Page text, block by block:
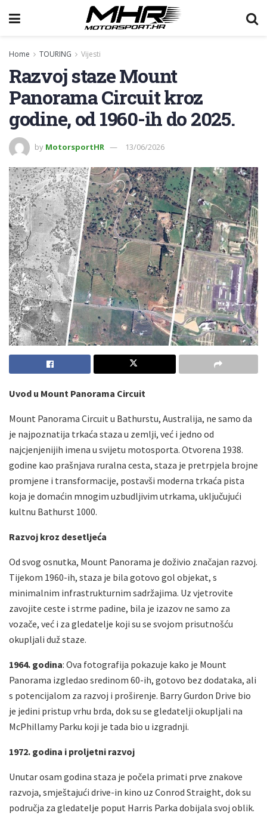
Home TOURING Vijesti
Razvoj staze Mount
Panorama Circuit kroz
godine, od 1960-ih do 2025.
by MotorsportHR 13/06/2026
Uvod u Mount Panorama Circuit
Mount Panorama Circuit u Bathurstu, Australija, ne samo da
je najpoznatija trkaća staza u zemlji, već i jedno od
najcjenjenijih imena u svijetu motosporta. Otvorena 1938.
godine kao prašnjava ruralna cesta, staza je pretrpjela brojne
promjene i transformacije, postavši moderna trkaća pista
koja je domaćin mnogim uzbudljivim utrkama, uključujući
kultnu Bathurst 1000.
Razvoj kroz desetljeća
Od svog osnutka, Mount Panorama je doživio značajan razvoj.
Tijekom 1960-ih, staza je bila gotovo gol objekat, s
minimalnim infrastrukturnim sadržajima. Uz vjetrovite
zavojite ceste i strme padine, bila je izazov ne samo za
vozače, već i za gledatelje koji su se svojom prisutnošću
okupljali duž staze.
1964. godina: Ova fotografija pokazuje kako je Mount
Panorama izgledao sredinom 60-ih, gotovo bez dodataka, ali
s potencijalom za razvoj i proširenje. Barry Gurdon Drive bio
je jedini pristup vrhu brda, dok su se gledatelji okupljali na
McPhillamy Parku koji je tada bio u izgradnji.
1972. godina i proljetni razvoj
Unutar osam godina staza je počela primati prve znakove
razvoja, smještajući drive-in kino uz Conrod Straight, dok su
područja za gledatelje poput Harris Parka dobijala svoj oblik.